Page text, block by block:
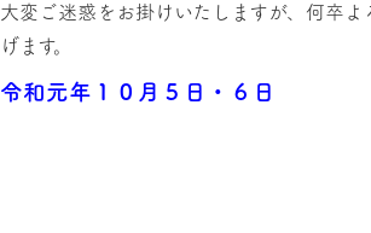
大変ご迷惑をお掛けいたしますが、何卒よ
げます。
令和元年１０月５日・６日